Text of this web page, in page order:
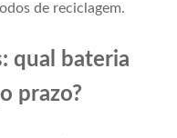
de reciclagem.
qual bateria
prazo?